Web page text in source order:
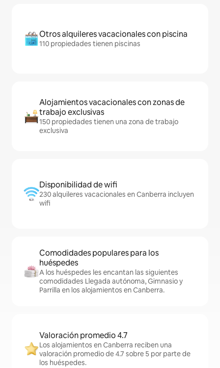
Otros alquileres vacacionales con piscina
110 propiedades tienen piscinas
Alojamientos vacacionales con zonas de
trabajo exclusivas
150 propiedades tienen una zona de trabajo
exclusiva
Disponibilidad de wifi
230 alquileres vacacionales en Canberra incluyen
wifi
Comodidades populares para los
huéspedes
A los huéspedes les encantan las siguientes
comodidades Llegada autónoma, Gimnasio y
Parrilla en los alojamientos en Canberra.
Valoración promedio 4.7
Los alojamientos en Canberra reciben una
valoración promedio de 4.7 sobre 5 por parte de
los huéspedes.